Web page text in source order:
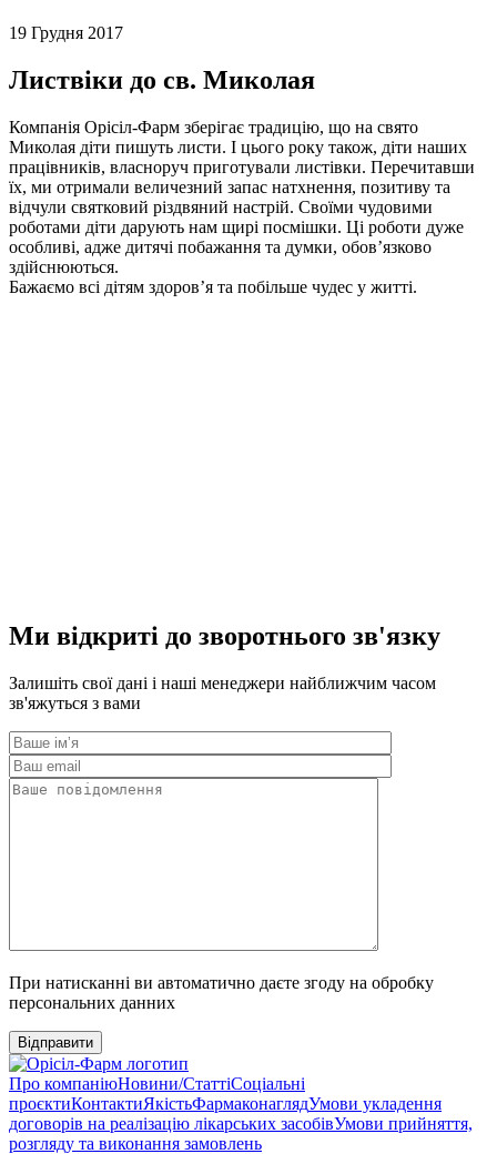
19 Грудня 2017
Листвіки до св. Миколая
Компанія Орісіл-Фарм зберігає традицію, що на свято
Миколая діти пишуть листи. І цього року також, діти наших
працівників, власноруч приготували листівки. Перечитавши
їх, ми отримали величезний запас натхнення, позитиву та
відчули святковий різдвяний настрій. Своїми чудовими
роботами діти дарують нам щирі посмішки. Ці роботи дуже
особливі, адже дитячі побажання та думки, обов’язково
здійснюються.
Бажаємо всі дітям здоров’я та побільше чудес у житті.
Ми відкриті до зворотнього зв'язку
Залишіть свої дані і наші менеджери найближчим часом
зв'яжуться з вами
При натисканні ви автоматично даєте згоду на обробку
персональних данних
Відправити
Про компаніюНовини/СтаттіСоціальні
проєктиКонтактиЯкістьФармаконаглядУмови укладення
договорів на реалізацію лікарських засобівУмови прийняття,
розгляду та виконання замовлень